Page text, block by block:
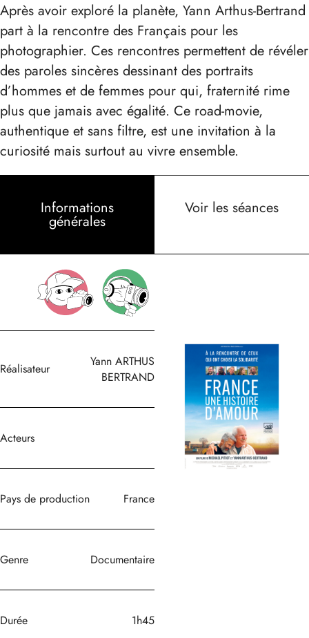
Après avoir exploré la planète, Yann Arthus-Bertrand
part à la rencontre des Français pour les
photographier. Ces rencontres permettent de révéler
des paroles sincères dessinant des portraits
d’hommes et de femmes pour qui, fraternité rime
plus que jamais avec égalité. Ce road-movie,
authentique et sans filtre, est une invitation à la
curiosité mais surtout au vivre ensemble.
Informations
générales
Voir les séances
Réalisateur
Yann ARTHUS
BERTRAND
Acteurs
Pays de production France
Genre Documentaire
Durée 1h45